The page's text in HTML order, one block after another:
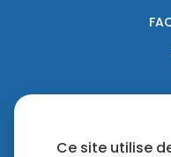
Ce site utilise